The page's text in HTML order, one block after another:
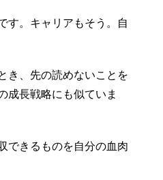
す。キャリアもそう。自
き、先の読めないことを
成長戦略にも似ていま
できるものを自分の血肉